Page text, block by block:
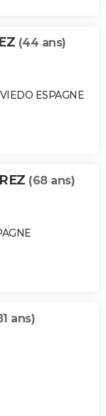
(44 ans)
ESPAGNE
(68 ans)
ans)